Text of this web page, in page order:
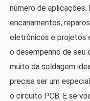
número de
encanamentos,
eletrônicos e projetos
o desempenho de
muito da soldagem
precisa ser um
o circuito PCB. E se